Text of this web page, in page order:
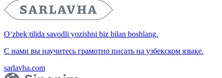
O‘zbek tilida savodli yozishni biz bilan boshlang.
С нами вы научитесь грамотно писать на узбекском языке.
sarlavha.com